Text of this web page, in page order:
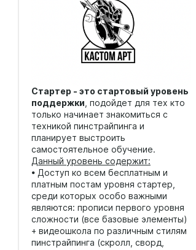
Стартер - это стартовый уровень
поддержки , подойдет для тех кто
только начинает знакомиться с
техникой пинстрайпинга и
планирует выстроить
самостоятельное обучение.
Данный уровень содержит:
• Доступ ко всем бесплатным и
платным постам уровня стартер,
среди которых особо важными
являются: прописи первого уровня
сложности (все базовые элементы)
+ видеошкола по различным стилям
пинстрайпинга (скролл, сворд,